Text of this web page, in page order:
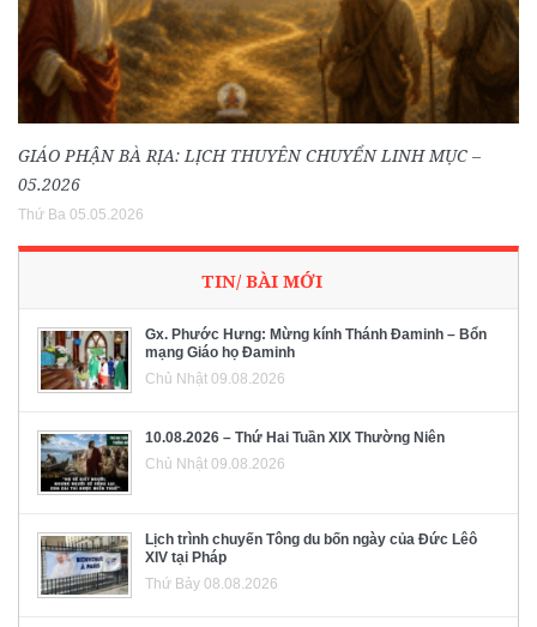
GIÁO PHẬN BÀ RỊA: LỊCH THUYÊN CHUYỂN LINH MỤC –
05.2026
Thứ Ba 05.05.2026
TIN/ BÀI MỚI
Gx. Phước Hưng: Mừng kính Thánh Đaminh – Bổn
mạng Giáo họ Đaminh
Chủ Nhật 09.08.2026
10.08.2026 – Thứ Hai Tuần XIX Thường Niên
Chủ Nhật 09.08.2026
Lịch trình chuyến Tông du bốn ngày của Đức Lêô
XIV tại Pháp
Thứ Bảy 08.08.2026